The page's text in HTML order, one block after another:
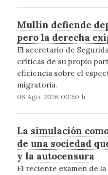
Mullin defiende
pero la derecha
El secretario de
críticas de su propio
eficiencia sobre el
migratoria.
06 Ago, 2026 00:50 h
La simulación
de una sociedad
y la autocensura
El reciente examen de